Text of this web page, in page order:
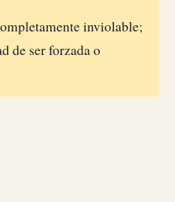
inviolable;
de ser forzada o